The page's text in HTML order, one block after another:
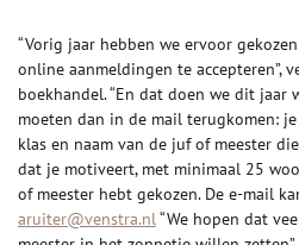
“Vorig jaar hebben we ervoor
online aanmeldingen te accepteren”,
boekhandel. “En dat doen we dit jaar
moeten dan in de mail terugkomen:
klas en naam van de juf of meester
dat je motiveert, met minimaal 25
of meester hebt gekozen. De e-mail
aruiter@venstra.nl“We hopen dat